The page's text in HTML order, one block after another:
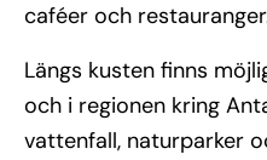
caféer och
Längs kusten finns
och i regionen kring
vattenfall, naturparker